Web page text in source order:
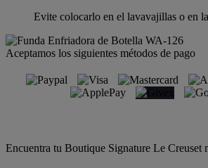
Evite colocarlo en el lavavajillas o en
Aceptamos los siguientes métodos de pago
Encuentra tu Boutique Signature Le Creuset